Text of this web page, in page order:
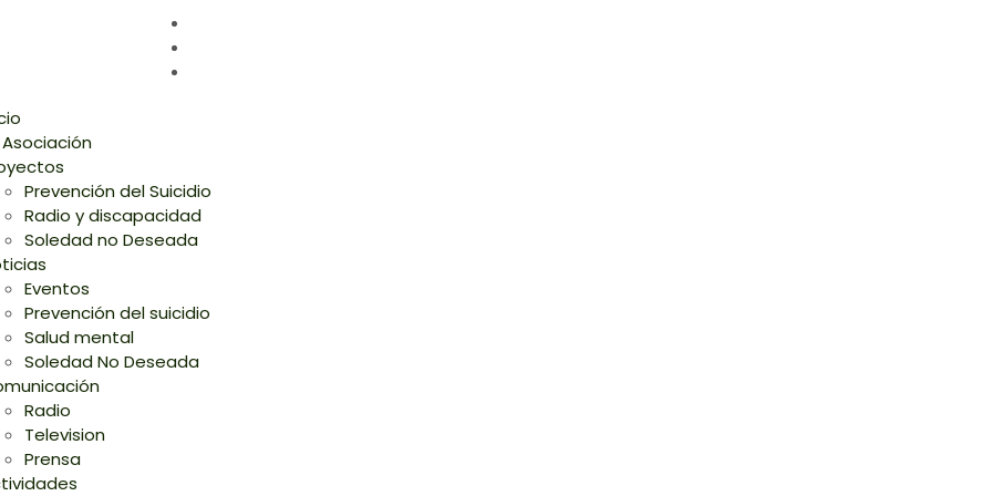
Asociación
Prevención del Suicidio
Radio y discapacidad
Soledad no Deseada
Eventos
Prevención del suicidio
Salud mental
Soledad No Deseada
Radio
Television
Prensa